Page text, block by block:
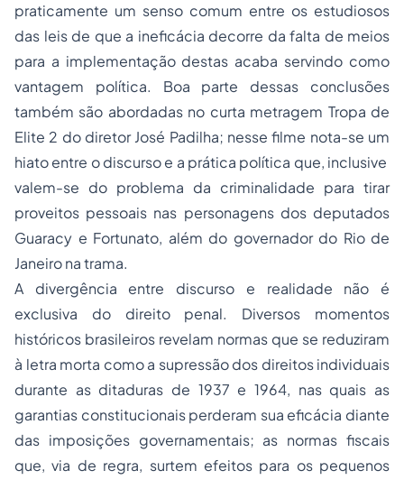
praticamente um senso comum entre os estudiosos
das leis de que a ineficácia decorre da falta de meios
para a implementação destas acaba servindo como
vantagem política. Boa parte dessas conclusões
também são abordadas no curta metragem Tropa de
Elite 2 do diretor José Padilha; nesse filme nota-se um
hiato entre o discurso e a prática política que, inclusive
valem-se do problema da criminalidade para tirar
proveitos pessoais nas personagens dos deputados
Guaracy e Fortunato, além do governador do Rio de
Janeiro na trama.
A divergência entre discurso e realidade não é
exclusiva do direito penal. Diversos momentos
históricos brasileiros revelam normas que se reduziram
à letra morta como a supressão dos direitos individuais
durante as ditaduras de 1937 e 1964, nas quais as
garantias constitucionais perderam sua eficácia diante
das imposições governamentais; as normas fiscais
que, via de regra, surtem efeitos para os pequenos